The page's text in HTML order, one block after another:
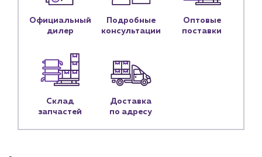
Личный кабинет
Контакты
Контактные данные
Наши партнёры
Официальный
дилер
Подробные
консультации
Оптовые
поставки
Склад
запчастей
Доставка
по адресу